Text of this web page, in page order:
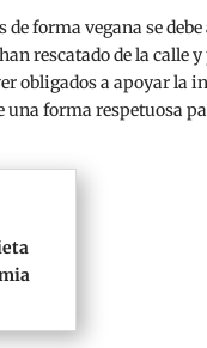
forma vegana se
rescatado de la calle
obligados a apoyar la
forma respetuosa